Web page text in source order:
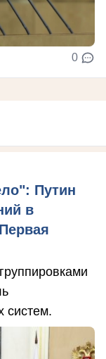
0
Путин
в
систем.